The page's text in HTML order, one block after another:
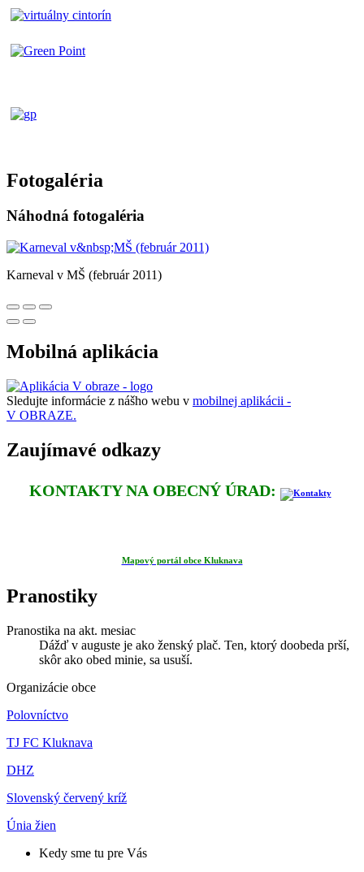
Fotogaléria
Náhodná fotogaléria
Karneval v MŠ (február 2011)
Mobilná aplikácia
Sledujte informácie z nášho webu v mobilnej aplikácii -
V OBRAZE.
Zaujímavé odkazy
KONTAKTY NA OBECNÝ ÚRAD:
Mapový portál obce Kluknava
Pranostiky
Pranostika na akt. mesiac
Dážď v auguste je ako ženský plač. Ten, ktorý doobeda prší,
skôr ako obed minie, sa usuší.
Organizácie obce
Polovníctvo
TJ FC Kluknava
DHZ
Slovenský červený kríž
Únia žien
Kedy sme tu pre Vás